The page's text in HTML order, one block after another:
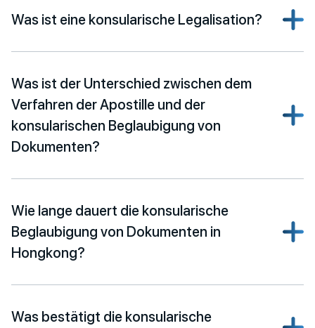
Was ist eine konsularische Legalisation?
Was ist der Unterschied zwischen dem
Verfahren der Apostille und der
konsularischen Beglaubigung von
Dokumenten?
Wie lange dauert die konsularische
Beglaubigung von Dokumenten in
Hongkong?
Was bestätigt die konsularische